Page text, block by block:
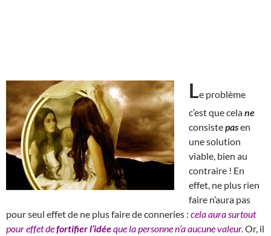
Le problème
c’est que celane
consistepasen
une solution
viable, bien au
contraire ! En
effet, ne plus rien
faire n’aura pas
pour seul effet de ne plus faire de conneries : cela aura surtout
pour effet defortifier l’idéeque la personne n’a aucune valeur. Or, il